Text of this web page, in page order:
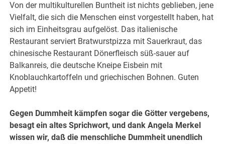
Von der multikulturellen Buntheit ist nichts geblieben, jene
Vielfalt, die sich die Menschen einst vorgestellt haben, hat
sich im Einheitsgrau aufgelöst. Das italienische
Restaurant serviert Bratwurstpizza mit Sauerkraut, das
chinesische Restaurant Dönerfleisch süß-sauer auf
Balkanreis, die deutsche Kneipe Eisbein mit
Knoblauchkartoffeln und griechischen Bohnen. Guten
Appetit!
Gegen Dummheit kämpfen sogar die Götter vergebens,
besagt ein altes Sprichwort, und dank Angela Merkel
wissen wir, daß die menschliche Dummheit unendlich